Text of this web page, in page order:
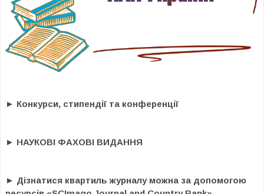
► Конкурси, стипендії та конференції
► НАУКОВІ ФАХОВІ ВИДАННЯ
► Дізнатися квартиль журналу можна за допомогою